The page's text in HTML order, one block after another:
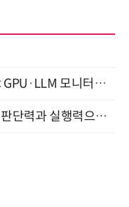
[올쇼TV] AI 시대의 옵저버빌리티: GPU·LLM 모니터링부터 AI 기반 장애 대응까지 (8/11 생방송)
“문서에 묻힌 지식을 꺼내, 회사의 판단력과 실행력으로 바꾸다” (8/20)